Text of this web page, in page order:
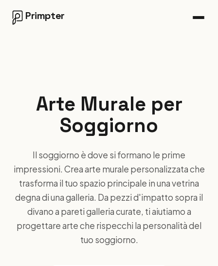
Primpter
Arte Murale per
Soggiorno
Il soggiorno è dove si formano le prime
impressioni. Crea arte murale personalizzata che
trasforma il tuo spazio principale in una vetrina
degna di una galleria. Da pezzi d'impatto sopra il
divano a pareti galleria curate, ti aiutiamo a
progettare arte che rispecchi la personalità del
tuo soggiorno.